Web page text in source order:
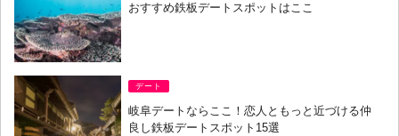
おすすめ鉄板デートスポットはここ
デート
岐阜デートならここ！恋人ともっと近づける仲
良し鉄板デートスポット15選